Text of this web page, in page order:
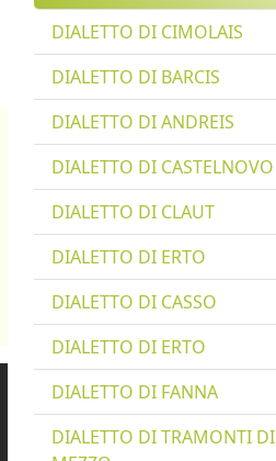
DIALETTO DI CIMOLAIS
DIALETTO DI BARCIS
DIALETTO DI ANDREIS
DIALETTO DI CASTELNOVO
DIALETTO DI CLAUT
DIALETTO DI ERTO
DIALETTO DI CASSO
DIALETTO DI ERTO
DIALETTO DI FANNA
DIALETTO DI TRAMONTI DI